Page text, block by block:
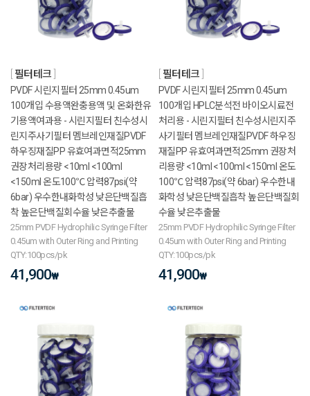
필터테크
PVDF 시린지필터 25mm 0.45um
100개입 수용액완충용액 및 온화한유
기용액여과용 - 시린지필터 친수성시
린지주사기필터 멤브레인재질PVDF
하우징재질PP 유효여과면적25mm
권장처리용량 <10ml <100ml
<150ml 온도100℃ 압력87psi(약
6bar) 우수한내화학성 낮은단백질흡
착 높은단백질회수율 낮은추출물
25mm PVDF Hydrophilic Syringe Filter
0.45um with Outer Ring and Printing
QTY:100pcs/pk
41,900₩
필터테크
PVDF 시린지필터 25mm 0.45um
100개입 HPLC분석전 바이오시료전
처리용 - 시린지필터 친수성시린지주
사기필터 멤브레인재질PVDF 하우징
재질PP 유효여과면적25mm 권장처
리용량 <10ml <100ml <150ml 온도
100℃ 압력87psi(약 6bar) 우수한내
화학성 낮은단백질흡착 높은단백질회
수율 낮은추출물
25mm PVDF Hydrophilic Syringe Filter
0.45um with Outer Ring and Printing
QTY:100pcs/pk
41,900₩